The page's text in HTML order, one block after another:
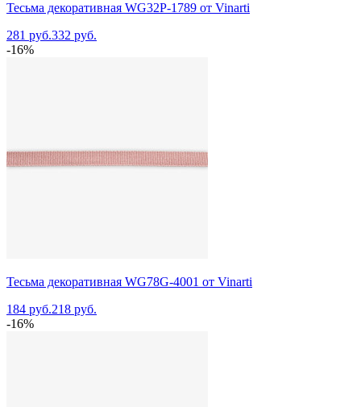
Тесьма декоративная WG32P-1789 от Vinarti
281 руб.332 руб.
-16%
Тесьма декоративная WG78G-4001 от Vinarti
184 руб.218 руб.
-16%